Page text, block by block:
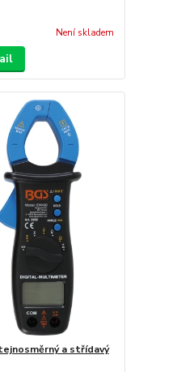
Není skladem
a střídavý